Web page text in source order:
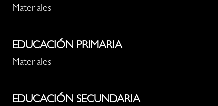
Materiales
EDUCACIÓN PRIMARIA
Materiales
EDUCACIÓN SECUNDARIA